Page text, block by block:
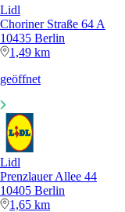
Lidl
Choriner Straße 64 A
10435 Berlin
1,49 km
geöffnet
Lidl
Prenzlauer Allee 44
10405 Berlin
1,65 km